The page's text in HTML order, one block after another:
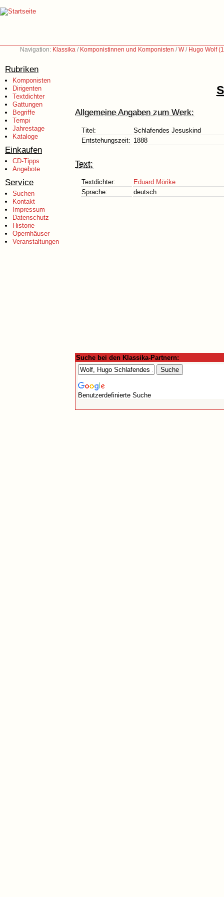
Navigation: Klassika / Komponistinnen und Komponisten /W/ Hugo Wolf
Rubriken
Komponisten
Dirigenten
Textdichter
Gattungen
Begriffe
Tempi
Jahrestage
Kataloge
Einkaufen
CD-Tipps
Angebote
Service
Suchen
Kontakt
Impressum
Datenschutz
Historie
Opernhäuser
Veranstaltungen
Allgemeine Angaben zum Werk:
Titel:
Schlafendes Jesuskind
Entstehungszeit: 1888
Text:
Textdichter:
Eduard Mörike
Sprache:
deutsch
Suche bei den Klassika-Partnern:
Benutzerdefinierte Suche